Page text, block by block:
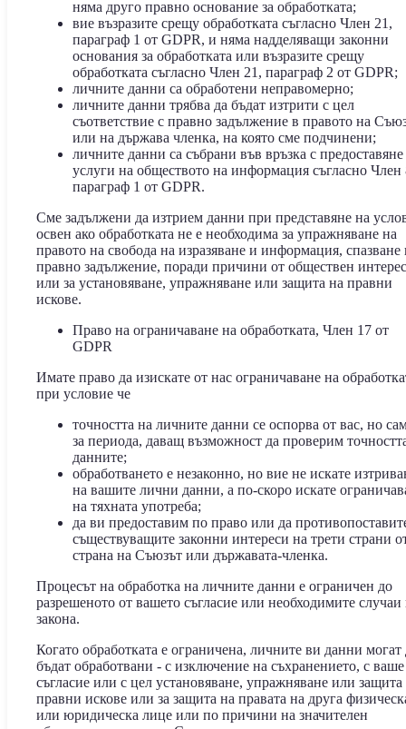
няма друго правно основание за обработката;
вие възразите срещу обработката съгласно Член 21,
параграф 1 от GDPR, и няма надделяващи законни
основания за обработката или възразите срещу
обработката съгласно Член 21, параграф 2 от GDPR;
личните данни са обработени неправомерно;
личните данни трябва да бъдат изтрити с цел
съответствие с правно задължение в правото на
или на държава членка, на която сме подчинени;
личните данни са събрани във връзка с
услуги на обществото на информация съгласно Член
параграф 1 от GDPR.
Сме задължени да изтрием данни при представяне на
освен ако обработката не е необходима за упражняване на
правото на свобода на изразяване и информация, спазване
правно задължение, поради причини от обществен интерес
или за установяване, упражняване или защита на правни
искове.
Право на ограничаване на обработката, Член 17 от
GDPR
Имате право да изискате от нас ограничаване на
при условие че
точността на личните данни се оспорва от вас, но
за периода, даващ възможност да проверим
данните;
обработването е незаконно, но вие не искате
на вашите лични данни, а по-скоро искате
на тяхната употреба;
да ви предоставим по право или да
съществуващите законни интереси на трети страни
страна на Съюзът или държавата-членка.
Процесът на обработка на личните данни е ограничен до
разрешеното от вашето съгласие или необходимите случаи
закона.
Когато обработката е ограничена, личните ви данни могат
бъдат обработвани - с изключение на съхранението, с ваше
съгласие или с цел установяване, упражняване или защита
правни искове или за защита на правата на друга
или юридическа лице или по причини на значителен